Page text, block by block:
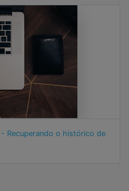
Recuperando o histórico de